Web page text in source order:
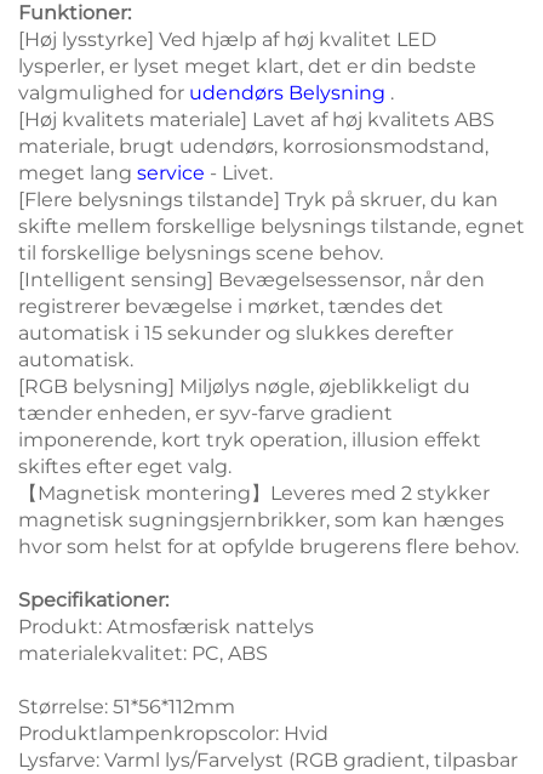
Funktioner:
[Høj lysstyrke] Ved hjælp af høj kvalitet LED
lysperler, er lyset meget klart, det er din bedste
valgmulighed for udendørs Belysning .
[Høj kvalitets materiale] Lavet af høj kvalitets ABS
materiale, brugt udendørs, korrosionsmodstand,
meget lang service - Livet.
[Flere belysnings tilstande] Tryk på skruer, du kan
skifte mellem forskellige belysnings tilstande, egnet
til forskellige belysnings scene behov.
[Intelligent sensing] Bevægelsessensor, når den
registrerer bevægelse i mørket, tændes det
automatisk i 15 sekunder og slukkes derefter
automatisk.
[RGB belysning] Miljølys nøgle, øjeblikkeligt du
tænder enheden, er syv-farve gradient
imponerende, kort tryk operation, illusion effekt
skiftes efter eget valg.
【Magnetisk montering】Leveres med 2 stykker
magnetisk sugningsjernbrikker, som kan hænges
hvor som helst for at opfylde brugerens flere behov.
Specifikationer:
Produkt: Atmosfærisk nattelys
materialekvalitet: PC, ABS
Størrelse: 51*56*112mm
Produktlampenkropscolor: Hvid
Lysfarve: Varml lys/Farvelyst (RGB gradient, tilpasbar